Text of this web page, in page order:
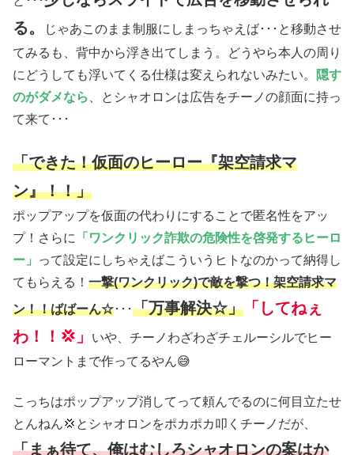
る。
じゃあこのまま制服にしまっちゃえば･･･と移動させ
てみるも、背中から浮き出てしまう。どうやら本人の周り
にどうしても浮いてくる仕様は変えられないみたい。
隠す
のがダメなら
、とシャオロンは広告をチーノの顔面に持っ
て来て･･･
「できた！仮面のヒーロー『架空請求マ
ン』！！」
ポップアップを仮面の代わりにすることで匿名性をアッ
プ！さらに 「ワンクリック詐欺の危険性を啓発するヒーロ
ー」
って設定にしちゃえばこういうヒトなのかって納得し
てもらえる！ 一撃(ワンクリック)で敵を撃つ！架空請求マ
ン！！ばばーん☆･･･「万事解決☆」 「してねぇ
わ！！💢」
いや、チーノわざわざチェルーシルでヒー
ローマントまで作ってるやん😅
こっちはポップアップ消してって頼んでるのに何目立たせ
とんねん💢とシャオロンをポカポカ叩くチーノだが、
「まぁ待て、俺はむしろシャオロンの案はか